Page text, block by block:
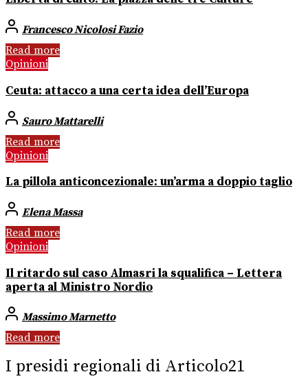
Francesco Nicolosi Fazio
Read more
Opinioni
Ceuta: attacco a una certa idea dell’Europa
Sauro Mattarelli
Read more
Opinioni
La pillola anticoncezionale: un’arma a doppio taglio
Elena Massa
Read more
Opinioni
Il ritardo sul caso Almasri la squalifica – Lettera
aperta al Ministro Nordio
Massimo Marnetto
Read more
I presidi regionali di Articolo21